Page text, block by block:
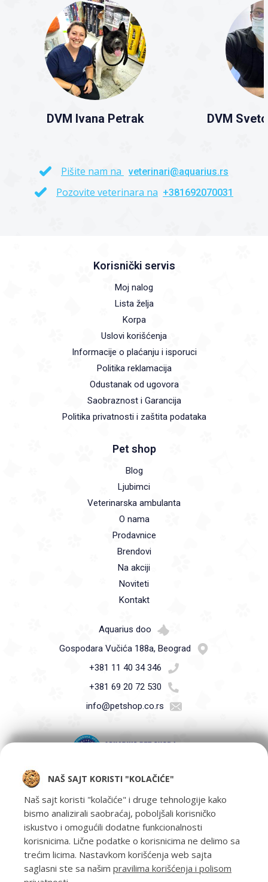
DVM Ivana Petrak DVM
Pišite nam na veterinari@aquarius.rs
Pozovite veterinara na +381692070031
Korisnički servis
Moj nalog
Lista želja
Korpa
Uslovi korišćenja
Informacije o plaćanju i isporuci
Politika reklamacija
Odustanak od ugovora
Saobraznost i Garancija
Politika privatnosti i zaštita podataka
Pet shop
Blog
Ljubimci
Veterinarska ambulanta
O nama
Prodavnice
Brendovi
Na akciji
Noviteti
Kontakt
Aquarius doo
Gospodara Vučića 188a, Beograd
+381 11 40 34 346
+381 69 20 72 530
info@petshop.co.rs
Pet Shop Aquarius - Vaši ljubimci zaslužuju samo najbolje -
oprema za kućne ljubimce i hrana za kućne ljubimce Beograd.
NAŠ SAJT KORISTI "KOLAČIĆE"
Naš sajt koristi "kolačiće" i druge tehnologije kako
bismo analizirali saobraćaj, poboljšali korisničko
iskustvo i omogućili dodatne funkcionalnosti
korisnicima. Lične podatke o korisnicima ne delimo sa
trećim licima. Nastavkom korišćenja web sajta
saglasni ste sa našim pravilima korišćenja i polisom